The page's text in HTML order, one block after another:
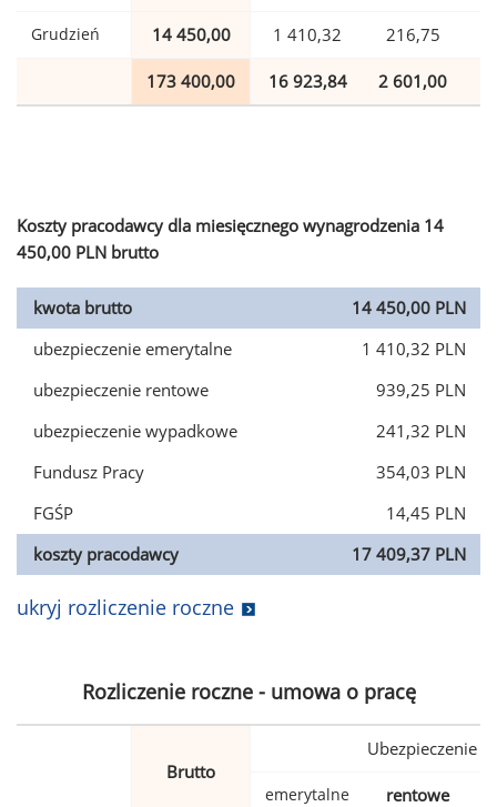
Grudzień 14 450,00 1 410,32 216,75
173 400,00 16 923,84 2 601,00
Koszty pracodawcy dla miesięcznego wynagrodzenia 14
450,00 PLN brutto
kwota brutto
14 450,00 PLN
ubezpieczenie emerytalne
1 410,32 PLN
ubezpieczenie rentowe
939,25 PLN
ubezpieczenie wypadkowe
241,32 PLN
Fundusz Pracy
354,03 PLN
FGŚP
14,45 PLN
koszty pracodawcy
17 409,37 PLN
ukryj rozliczenie roczne
Rozliczenie roczne - umowa o pracę
Brutto
Ubezpieczenie
emerytalne rentowe